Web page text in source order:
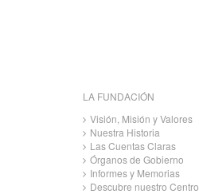
LA FUNDACIÓN
Visión, Misión y Valores
Nuestra Historia
Las Cuentas Claras
Órganos de Gobierno
Informes y Memorias
Descubre nuestro Centro